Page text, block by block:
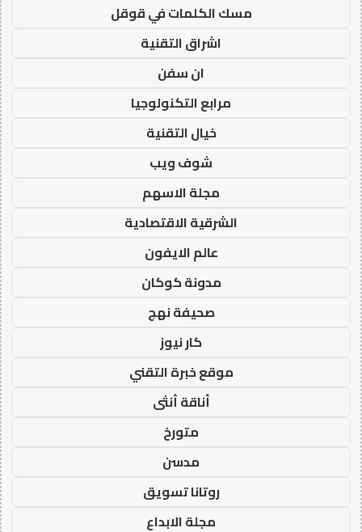
مسك الكلمات في قوقل
اشراق التقنية
ان سفن
مرابع التكنولوجيا
خيال التقنية
شوف ويب
مجلة الاسهم
الشرقية الاقتصادية
عالم الايفون
مدونة كوكان
صحيفة نهج
كار نيوز
موقع خبرة التقني
أناقة أنثى
متورخ
مدسن
روتانا تسويق
مجلة الابداع